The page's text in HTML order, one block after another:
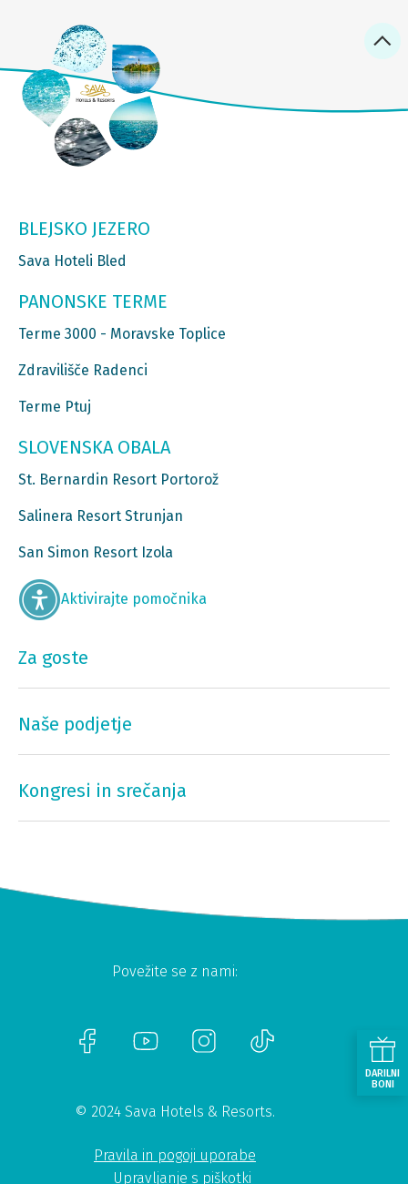
BLEJSKO JEZERO
Sava Hoteli Bled
PANONSKE TERME
Terme 3000 - Moravske Toplice
Zdravilišče Radenci
Terme Ptuj
SLOVENSKA OBALA
St. Bernardin Resort Portorož
Salinera Resort Strunjan
San Simon Resort Izola
Aktivirajte pomočnika
Za goste
Naše podjetje
Kongresi in srečanja
Povežite se z nami:
© 2024 Sava Hotels & Resorts.
Pravila in pogoji uporabe
Upravljanje s piškotki
DARILNI
BONI